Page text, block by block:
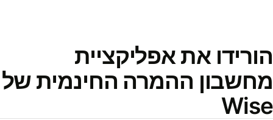
את אפליקציית
ההמרה החינמית של